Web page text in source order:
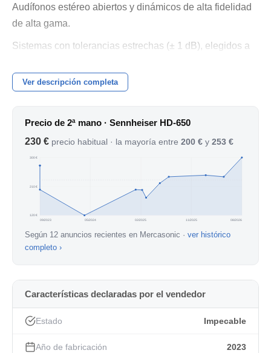
Audífonos estéreo abiertos y dinámicos de alta fidelidad
de alta gama.
Sistemas con tolerancias estrechas (± 1 dB), elegidos a
Acabado de alta calidad en titanio/plateado.
atenuación precisa y uniforme en toda la zona.
Cable de conexión especialmente modulado
(desmontable) de cobre OFC de alta conductividad, con
muy poco ruido de manejo, es decir, baja sensibilidad al
sonido transmitido por la estructura.
Las bobinas de voz de aluminio extremadamente ligeras
garantizan una excelente respuesta transitoria.
Ver descripción completa
Precio de 2ª mano · Sennheiser HD-650
230 € precio habitual · la mayoría entre 200 € y 253 €
120 €
210 €
300 €
09/2023 05/2024 02/2025 11/2025 08/2026
Según 12 anuncios recientes en Mercasonic · ver histórico
completo ›
Características declaradas por el vendedor
Estado Impecable
Año de fabricación 2023